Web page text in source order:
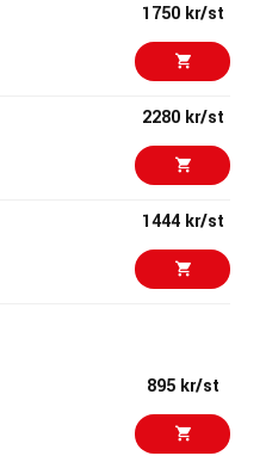
1750 kr/st
2280 kr/st
1444 kr/st
1895 kr/st
895 kr/st